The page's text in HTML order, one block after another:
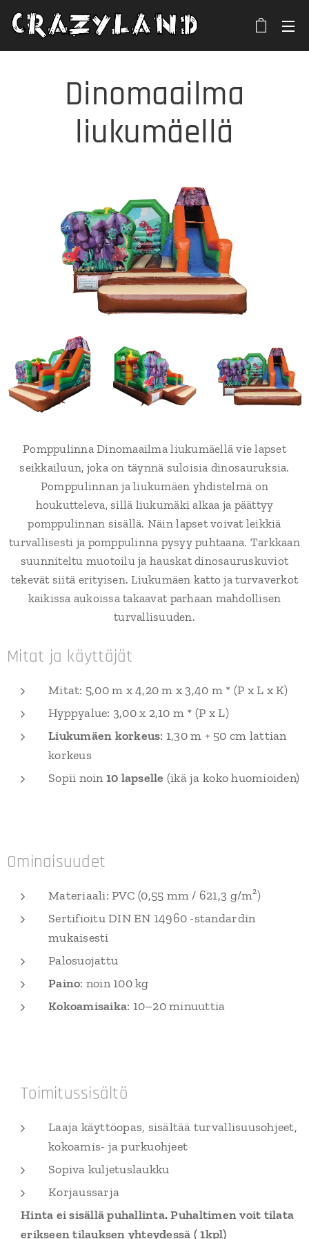
Dinomaailma
liukumäellä
Pomppulinna Dinomaailma liukumäellä vie lapset
seikkailuun, joka on täynnä suloisia dinosauruksia.
Pomppulinnan ja liukumäen yhdistelmä on
houkutteleva, sillä liukumäki alkaa ja päättyy
pomppulinnan sisällä. Näin lapset voivat leikkiä
turvallisesti ja pomppulinna pysyy puhtaana. Tarkkaan
suunniteltu muotoilu ja hauskat dinosauruskuviot
tekevät siitä erityisen. Liukumäen katto ja turvaverkot
kaikissa aukoissa takaavat parhaan mahdollisen
turvallisuuden.
Mitat ja käyttäjät
Mitat: 5,00 m x 4,20 m x 3,40 m * (P x L x K)
Hyppyalue: 3,00 x 2,10 m * (P x L)
Liukumäen korkeus: 1,30 m + 50 cm lattian
korkeus
Sopii noin10 lapselle (ikä ja koko huomioiden)
Ominaisuudet
Materiaali: PVC (0,55 mm / 621,3 g/m²)
Sertifioitu DIN EN 14960 -standardin
mukaisesti
Palosuojattu
Paino: noin 100 kg
Kokoamisaika: 10–20 minuuttia
Toimitussisältö
Laaja käyttöopas, sisältää turvallisuusohjeet,
kokoamis- ja purkuohjeet
Sopiva kuljetuslaukku
Korjaussarja
Hinta ei sisällä puhallinta. Puhaltimen voit tilata
erikseen tilauksen yhteydessä ( 1kpl)